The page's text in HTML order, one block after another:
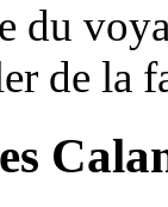
du
de la